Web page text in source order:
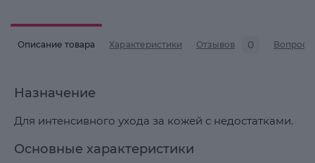
Описание товара Характеристики Отзывов 0 Вопросы
Назначение
Для интенсивного ухода за кожей с недостатками.
Основные характеристики